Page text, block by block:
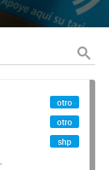
otro
otro
shp